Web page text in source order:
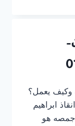
وكيف يعمل؟
ابراهيم
جمصه هو